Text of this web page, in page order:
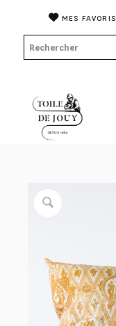
MES FAVORIS